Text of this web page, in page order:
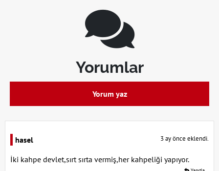
Yorumlar
Yorum yaz
hasel 3 ay önce eklendi.
İki kahpe devlet,sırt sırta vermiş,her kahpeliği yapıyor.